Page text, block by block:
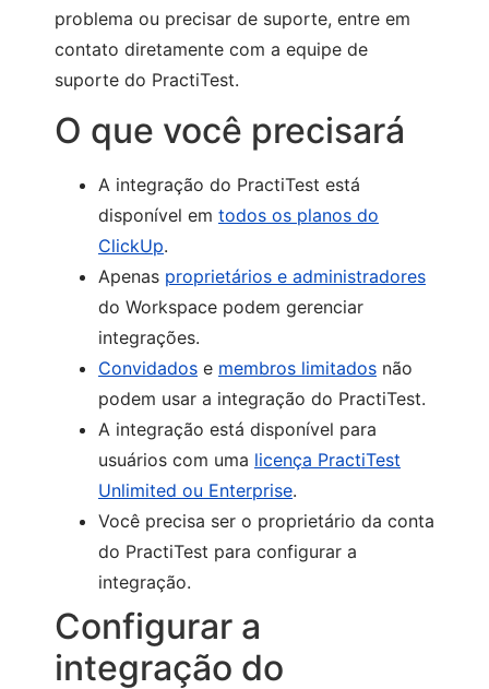
problema ou precisar de suporte, entre em
contato diretamente com a equipe de
suporte do PractiTest.
O que você precisará
A integração do PractiTest está
disponível em todos os planos do
ClickUp.
Apenas proprietários e administradores
do Workspace podem gerenciar
integrações.
Convidados e membros limitados não
podem usar a integração do PractiTest.
A integração está disponível para
usuários com uma licença PractiTest
Unlimited ou Enterprise.
Você precisa ser o proprietário da conta
do PractiTest para configurar a
integração.
Configurar a
integração do